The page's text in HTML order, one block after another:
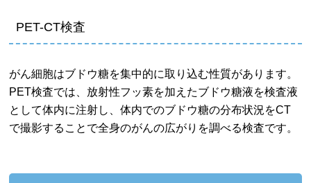
PET-CT検査
がん細胞はブドウ糖を集中的に取り込む性質があります。
PET検査では、放射性フッ素を加えたブドウ糖液を検査液
として体内に注射し、体内でのブドウ糖の分布状況をCT
で撮影することで全身のがんの広がりを調べる検査です。